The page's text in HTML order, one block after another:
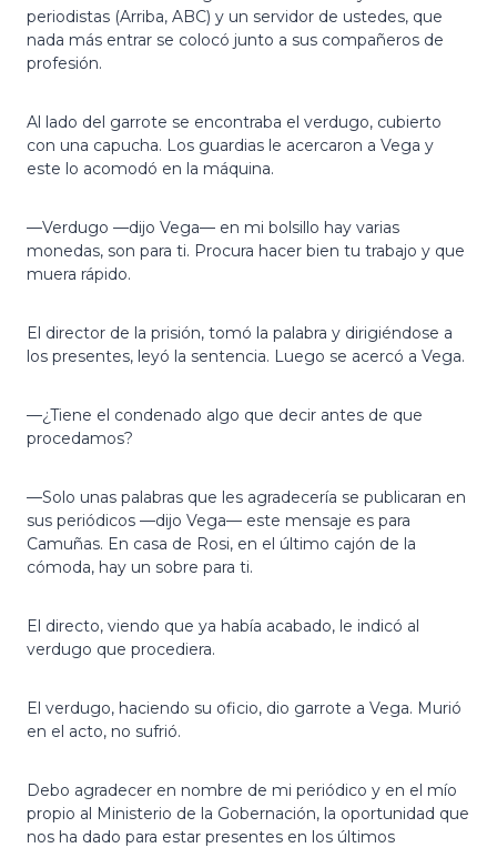
periodistas (Arriba, ABC) y un servidor de ustedes, que
nada más entrar se colocó junto a sus compañeros de
profesión.
Al lado del garrote se encontraba el verdugo, cubierto
con una capucha. Los guardias le acercaron a Vega y
este lo acomodó en la máquina.
—Verdugo —dijo Vega— en mi bolsillo hay varias
monedas, son para ti. Procura hacer bien tu trabajo y que
muera rápido.
El director de la prisión, tomó la palabra y dirigiéndose a
los presentes, leyó la sentencia. Luego se acercó a Vega.
—¿Tiene el condenado algo que decir antes de que
procedamos?
—Solo unas palabras que les agradecería se publicaran en
sus periódicos —dijo Vega— este mensaje es para
Camuñas. En casa de Rosi, en el último cajón de la
cómoda, hay un sobre para ti.
El directo, viendo que ya había acabado, le indicó al
verdugo que procediera.
El verdugo, haciendo su oficio, dio garrote a Vega. Murió
en el acto, no sufrió.
Debo agradecer en nombre de mi periódico y en el mío
propio al Ministerio de la Gobernación, la oportunidad que
nos ha dado para estar presentes en los últimos